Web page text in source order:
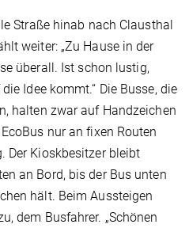
Straße hinab nach Clausthal
weiter: „Zu Hause in der
überall. Ist schon lustig,
Idee kommt.“ Die Busse, die
halten zwar auf Handzeichen
nur an fixen Routen
Der Kioskbesitzer bleibt
an Bord, bis der Bus unten
hält. Beim Aussteigen
dem Busfahrer. „Schönen